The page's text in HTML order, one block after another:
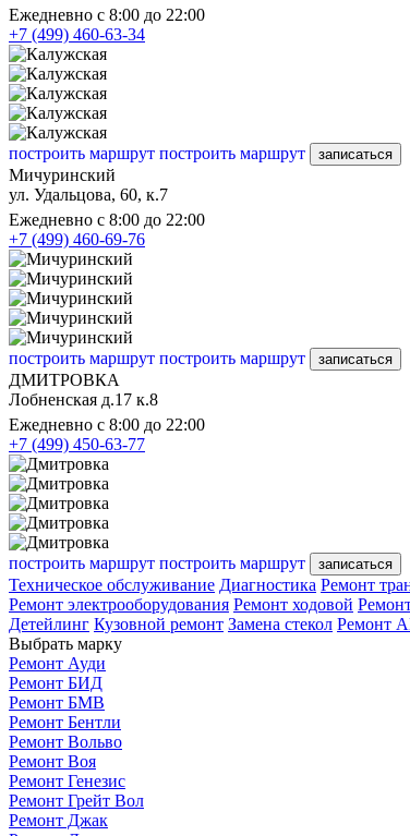
Ежедневно с 8:00 до 22:00
+7 (499) 460-63-34
построить маршрут построить маршрут записаться
Мичуринский
ул. Удальцова, 60, к.7
Ежедневно с 8:00 до 22:00
+7 (499) 460-69-76
построить маршрут построить маршрут записаться
ДМИТРОВКА
Лобненская д.17 к.8
Ежедневно с 8:00 до 22:00
+7 (499) 450-63-77
построить маршрут построить маршрут записаться
Техническое обслуживание Диагностика Ремонт
Ремонт электрооборудования Ремонт ходовой
Детейлинг Кузовной ремонт Замена стекол Ремонт
Выбрать марку
Ремонт Ауди
Ремонт БИД
Ремонт БМВ
Ремонт Бентли
Ремонт Вольво
Ремонт Воя
Ремонт Генезис
Ремонт Грейт Вол
Ремонт Джак